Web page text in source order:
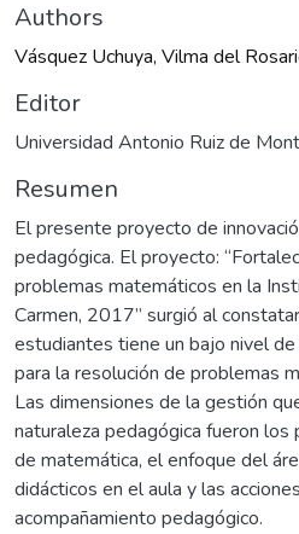
Authors
Vásquez Uchuya, Vilma del
Editor
Universidad Antonio Ruiz de
Resumen
El presente proyecto de
pedagógica. El proyecto:
problemas matemáticos en la
Carmen, 2017” surgió al
estudiantes tiene un bajo nivel
para la resolución de problemas
Las dimensiones de la gestión
naturaleza pedagógica fueron
de matemática, el enfoque del
didácticos en el aula y las
acompañamiento pedagógico.